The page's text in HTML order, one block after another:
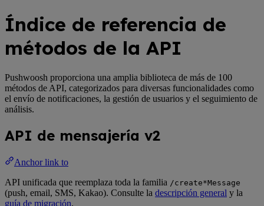
Índice de referencia de
métodos de la API
Pushwoosh proporciona una amplia biblioteca de más de 100
métodos de API, categorizados para diversas funcionalidades como
el envío de notificaciones, la gestión de usuarios y el seguimiento de
análisis.
API de mensajería v2
Anchor link to
API unificada que reemplaza toda la familia /create*Message
(push, email, SMS, Kakao). Consulte la descripción general y la
guía de migración.